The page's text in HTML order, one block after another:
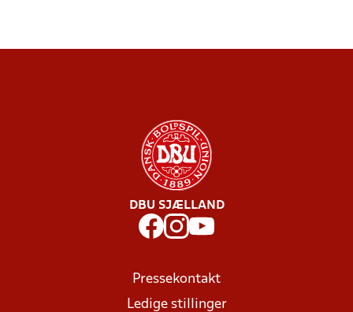
DBU SJÆLLAND
Pressekontakt
Ledige stillinger